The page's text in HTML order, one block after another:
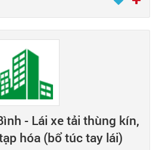
- Lái xe tải thùng kín,
hóa (bổ túc tay lái)